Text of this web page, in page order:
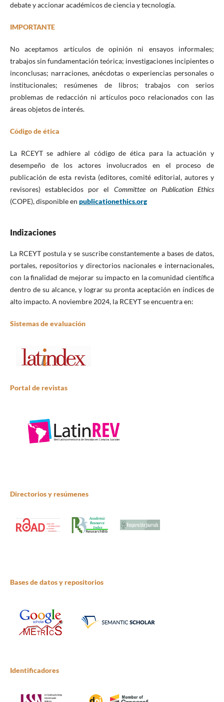
debate y accionar académicos de ciencia y tecnología.
IMPORTANTE
No aceptamos artículos de opinión ni ensayos informales;
trabajos sin fundamentación teórica; investigaciones incipientes o
inconclusas; narraciones, anécdotas o experiencias personales o
institucionales; resúmenes de libros; trabajos con serios
problemas de redacción ni artículos poco relacionados con las
áreas objetos de interés.
Código de ética
La RCEYT se adhiere al código de ética para la actuación y
desempeño de los actores involucrados en el proceso de
publicación de esta revista (editores, comité editorial, autores y
revisores) establecidos por el Committee on Publication Ethics
(COPE), disponible en publicationethics.org
Indizaciones
La RCEYT postula y se suscribe constantemente a bases de datos,
portales, repositorios y directorios nacionales e internacionales,
con la finalidad de mejorar su impacto en la comunidad científica
dentro de su alcance, y lograr su pronta aceptación en índices de
alto impacto. A noviembre 2024, la RCEYT se encuentra en:
Sistemas de evaluación
Portal de revistas
Directorios y resúmenes
Bases de datos y repositorios
Identificadores